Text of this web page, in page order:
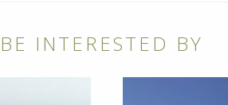
INTERESTED BY